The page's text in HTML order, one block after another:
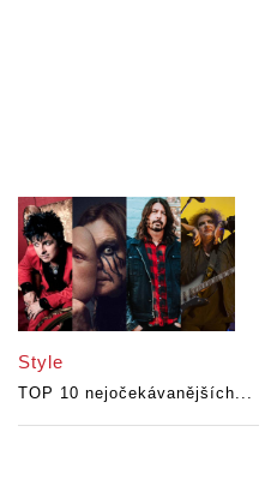
Style
TOP 10 nejočekávanějších...